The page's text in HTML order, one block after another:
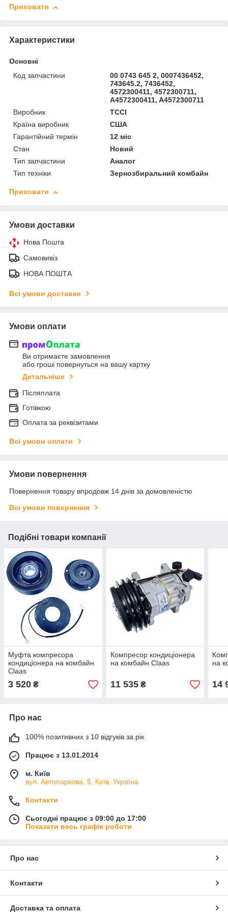
Приховати
Характеристики
Основні
Код запчастини
00 0743 645 2, 0007436452,
743645.2, 7436452,
4572300411, 4572300711,
A4572300411, A4572300711
Виробник
TCCI
Країна виробник
США
Гарантійний термін
12 міс
Стан
Новий
Тип запчастини
Аналог
Тип техніки
Зернозбиральний комбайн
Приховати
Умови доставки
Нова Пошта
Самовивіз
НОВА ПОШТА
Всі умови доставки
Умови оплати
Ви отримаєте замовлення
або гроші повернуться на вашу картку
Детальніше
Післяплата
Готівкою
Оплата за реквізитами
Всі умови оплати
Умови повернення
Повернення товару впродовж 14 днів за домовленістю
Всі умови повернення
Подібні товари компанії
Муфта компресора
кондиціонера на комбайн
Claas
3 520 ₴
Компресор кондиціонера
на комбайн Claas
11 535₴
на
14
Про нас
100% позитивних з 10 відгуків за рік
Працює з 13.01.2014
м. Київ
вул. Автопаркова, 5, Київ, Україна
Контакти
Сьогодні працює з 09:00 до 17:00
Показати весь графік роботи
Про нас
Контакти
Доставка та оплата